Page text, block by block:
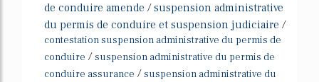
de conduire amende /suspension administrative
du permis de conduire et suspension judiciaire /
contestation suspension administrative du permis de
conduire /suspension administrative du permis de
conduire assurance /suspension administrative du